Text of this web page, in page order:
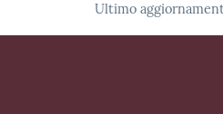
Ultimo